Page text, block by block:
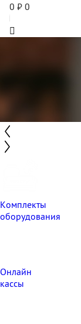
0 ₽ 0
Комплекты
оборудования
Онлайн
кассы